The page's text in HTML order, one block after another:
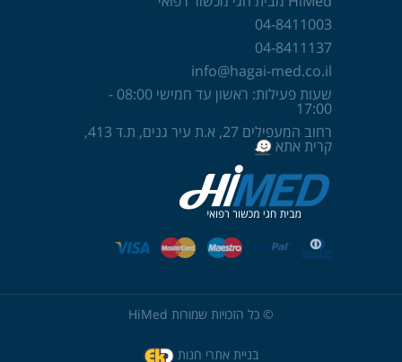
04-8411003
04-8411137
info@hagai-med.co.il
שעות פעילות: ראשון עד חמישי 08:00 -
17:00
רחוב המעפילים 27, א.ת עיר גנים, ת.ד 413,
קרית אתא
© כל הזכויות שמורות HiMed
בניית אתרי חנות